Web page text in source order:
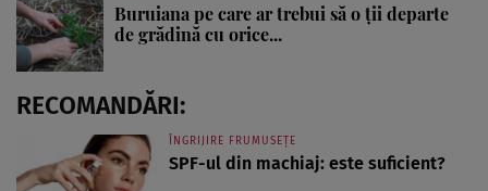
Buruiana pe care ar trebui să o ții departe
de grădină cu orice...
RECOMANDĂRI:
ÎNGRIJIRE FRUMUSEȚE
SPF-ul din machiaj: este suficient?